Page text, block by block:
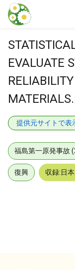
本文に飛ぶ
EVALUATE
提供元サイトで表
福島第一原発事故
復興 収録:日